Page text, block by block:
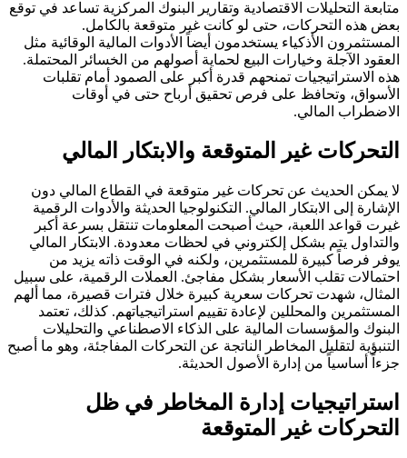
متابعة التحليلات الاقتصادية وتقارير البنوك المركزية تساعد في توقع
بعض هذه التحركات، حتى لو كانت غير متوقعة بالكامل.
المستثمرون الأذكياء يستخدمون أيضاً الأدوات المالية الوقائية مثل
العقود الآجلة وخيارات البيع لحماية أصولهم من الخسائر المحتملة.
هذه الاستراتيجيات تمنحهم قدرة أكبر على الصمود أمام تقلبات
الأسواق، وتحافظ على فرص تحقيق أرباح حتى في أوقات
الاضطراب المالي.
التحركات غير المتوقعة والابتكار المالي
لا يمكن الحديث عن تحركات غير متوقعة في القطاع المالي دون
الإشارة إلى الابتكار المالي. التكنولوجيا الحديثة والأدوات الرقمية
غيرت قواعد اللعبة، حيث أصبحت المعلومات تنتقل بسرعة أكبر
والتداول يتم بشكل إلكتروني في لحظات معدودة. الابتكار المالي
يوفر فرصاً كبيرة للمستثمرين، ولكنه في الوقت ذاته يزيد من
احتمالات تقلب الأسعار بشكل مفاجئ. العملات الرقمية، على سبيل
المثال، شهدت تحركات سعرية كبيرة خلال فترات قصيرة، مما ألهم
المستثمرين والمحللين لإعادة تقييم استراتيجياتهم. كذلك، تعتمد
البنوك والمؤسسات المالية على الذكاء الاصطناعي والتحليلات
التنبؤية لتقليل المخاطر الناتجة عن التحركات المفاجئة، وهو ما أصبح
جزءاً أساسياً من إدارة الأصول الحديثة.
استراتيجيات إدارة المخاطر في ظل
التحركات غير المتوقعة